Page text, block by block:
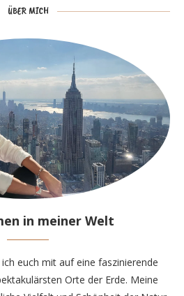
ÜBER MICH
in meiner Welt
euch mit auf eine faszinierende
Orte der Erde. Meine